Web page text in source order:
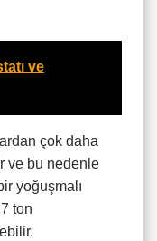
ve
çok daha
ve bu nedenle
yoğuşmalı
ton